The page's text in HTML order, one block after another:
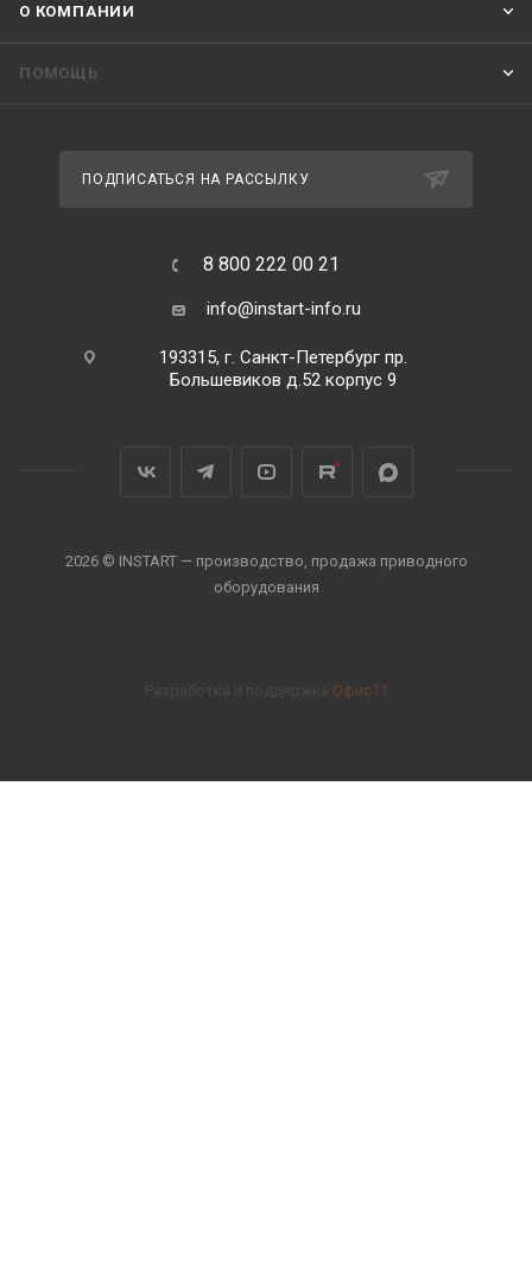
О КОМПАНИИ
ПОМОЩЬ
ПОДПИСАТЬСЯ НА РАССЫЛКУ
8 800 222 00 21
info@instart-info.ru
193315, г. Санкт-Петербург пр.
Большевиков д.52 корпус 9
2026 © INSTART — производство, продажа приводного
оборудования
Офис11